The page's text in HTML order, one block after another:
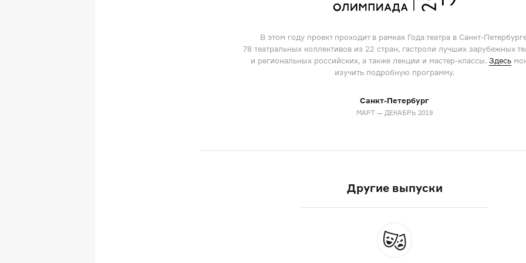
В этом году проект проходит в рамках Года театра в Санкт-
78 театральных коллективов из 22 стран, гастроли лучших зарубежных
и региональных российских, а также лекции и мастер-классы. Здесь
изучить подробную программу.
Санкт-Петербург
МАРТ — ДЕКАБРЬ 2019
Другие выпуски